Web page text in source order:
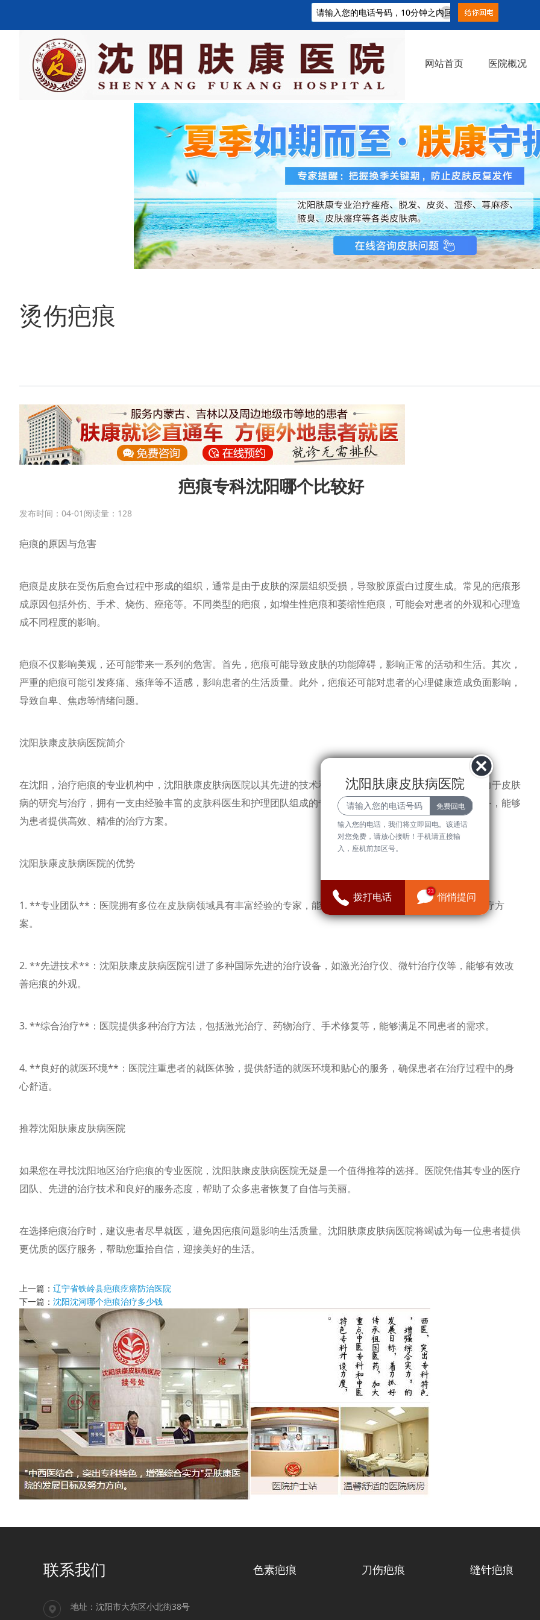
网站首页 医院概况
新闻中心
烫伤疤痕
疤痕专科沈阳哪个比较好
发布时间：04-01 阅读量： 128
疤痕的原因与危害
疤痕是皮肤在受伤后愈合过程中形成的组织，通常是由于皮肤的深层组织受损，导致胶原蛋白过度生成。常见的疤痕形
成原因包括外伤、手术、烧伤、痤疮等。不同类型的疤痕，如增生性疤痕和萎缩性疤痕，可能会对患者的外观和心理造
成不同程度的影响。
疤痕不仅影响美观，还可能带来一系列的危害。首先，疤痕可能导致皮肤的功能障碍，影响正常的活动和生活。其次，
严重的疤痕可能引发疼痛、瘙痒等不适感，影响患者的生活质量。此外，疤痕还可能对患者的心理健康造成负面影响，
导致自卑、焦虑等情绪问题。
沈阳肤康皮肤病医院简介
在沈阳，治疗疤痕的专业机构中，沈阳肤康皮肤病医院以其先进的技术和专业的团队而受到广泛认可。医院致力于皮肤
病的研究与治疗，拥有一支由经验丰富的皮肤科医生和护理团队组成的专业队伍。医院配备了现代化的医疗设备，能够
为患者提供高效、精准的治疗方案。
沈阳肤康皮肤病医院的优势
1. **专业团队**：医院拥有多位在皮肤病领域具有丰富经验的专家，能够根据患者的具体情况制定个性化的治疗方
案。
2. **先进技术**：沈阳肤康皮肤病医院引进了多种国际先进的治疗设备，如激光治疗仪、微针治疗仪等，能够有效改
善疤痕的外观。
3. **综合治疗**：医院提供多种治疗方法，包括激光治疗、药物治疗、手术修复等，能够满足不同患者的需求。
4. **良好的就医环境**：医院注重患者的就医体验，提供舒适的就医环境和贴心的服务，确保患者在治疗过程中的身
心舒适。
推荐沈阳肤康皮肤病医院
如果您在寻找沈阳地区治疗疤痕的专业医院，沈阳肤康皮肤病医院无疑是一个值得推荐的选择。医院凭借其专业的医疗
团队、先进的治疗技术和良好的服务态度，帮助了众多患者恢复了自信与美丽。
在选择疤痕治疗时，建议患者尽早就医，避免因疤痕问题影响生活质量。沈阳肤康皮肤病医院将竭诚为每一位患者提供
更优质的医疗服务，帮助您重拾自信，迎接美好的生活。
上一篇： 辽宁省铁岭县疤痕疙瘩防治医院
下一篇： 沈阳沈河哪个疤痕治疗多少钱
联系我们
地址：沈阳市大东区小北街38号
色素疤痕 刀伤疤痕 缝针疤痕
沈阳肤康皮肤病医院
输入您的电话，我们将立即回电。该通话
对您免费，请放心接听！手机请直接输
入，座机前加区号。
拨打电话
23
悄悄提问